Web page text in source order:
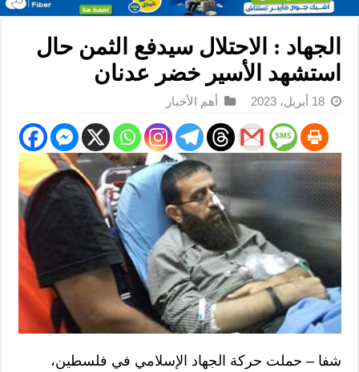
الجهاد : الاحتلال سيدفع الثمن حال
استشهد الأسير خضر عدنان
18 أبريل، 2023 أهم الأخبار
شفا – حملت حركة الجهاد الإسلامي في فلسطين،